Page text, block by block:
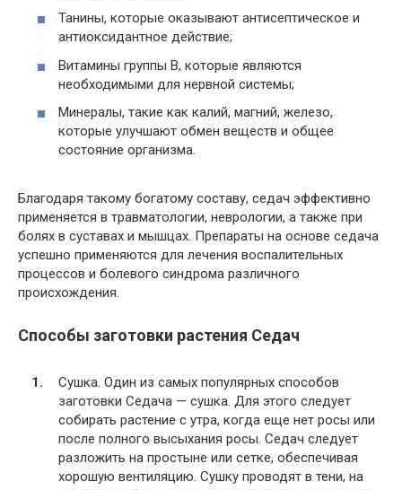
Танины, которые оказывают антисептическое и
антиоксидантное действие;
Витамины группы В, которые являются
необходимыми для нервной системы;
Минералы, такие как калий, магний, железо,
которые улучшают обмен веществ и общее
состояние организма.
Благодаря такому богатому составу, седач эффективно
применяется в травматологии, неврологии, а также при
болях в суставах и мышцах. Препараты на основе седача
успешно применяются для лечения воспалительных
процессов и болевого синдрома различного
происхождения.
Способы заготовки растения Седач
Сушка. Один из самых популярных способов
заготовки Седача — сушка. Для этого следует
собирать растение с утра, когда еще нет росы или
после полного высыхания росы. Седач следует
разложить на простыне или сетке, обеспечивая
хорошую вентиляцию. Сушку проводят в тени, на